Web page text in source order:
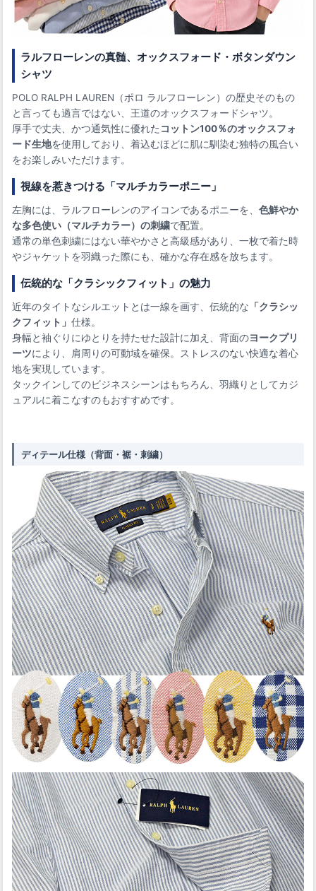
ラルフローレンの真髄、オックスフォード・ボタンダウン
シャツ
POLO RALPH LAUREN（ポロ ラルフローレン）の歴史そのもの
と言っても過言ではない、王道のオックスフォードシャツ。
厚手で丈夫、かつ通気性に優れた コットン100％のオックスフォ
ード生地を使用しており、着込むほどに肌に馴染む独特の風合い
をお楽しみいただけます。
視線を惹きつける「マルチカラーポニー」
左胸には、ラルフローレンのアイコンであるポニーを、 色鮮やか
な多色使い（マルチカラー）の刺繍で配置。
通常の単色刺繍にはない華やかさと高級感があり、一枚で着た時
やジャケットを羽織った際にも、確かな存在感を放ちます。
伝統的な「クラシックフィット」の魅力
近年のタイトなシルエットとは一線を画す、伝統的な 「クラシッ
クフィット」 仕様。
身幅と袖ぐりにゆとりを持たせた設計に加え、背面のヨークプリ
ーツにより、肩周りの可動域を確保。ストレスのない快適な着心
地を実現しています。
タックインしてのビジネスシーンはもちろん、羽織りとしてカジ
ュアルに着こなすのもおすすめです。
ディテール仕様（背面・裾・刺繍）